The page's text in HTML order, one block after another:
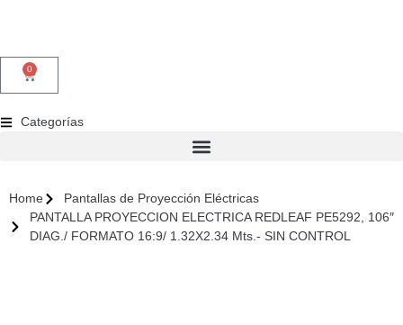
0
Categorías
Home
Pantallas de Proyección Eléctricas
PANTALLA PROYECCION ELECTRICA REDLEAF PE5292, 106″
DIAG./ FORMATO 16:9/ 1.32X2.34 Mts.- SIN CONTROL